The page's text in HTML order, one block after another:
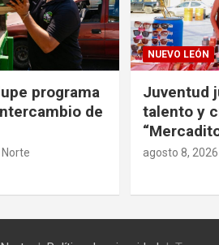
programa
de
NUEVO LEÓN
Juventud
talento y
agosto 8, 2026